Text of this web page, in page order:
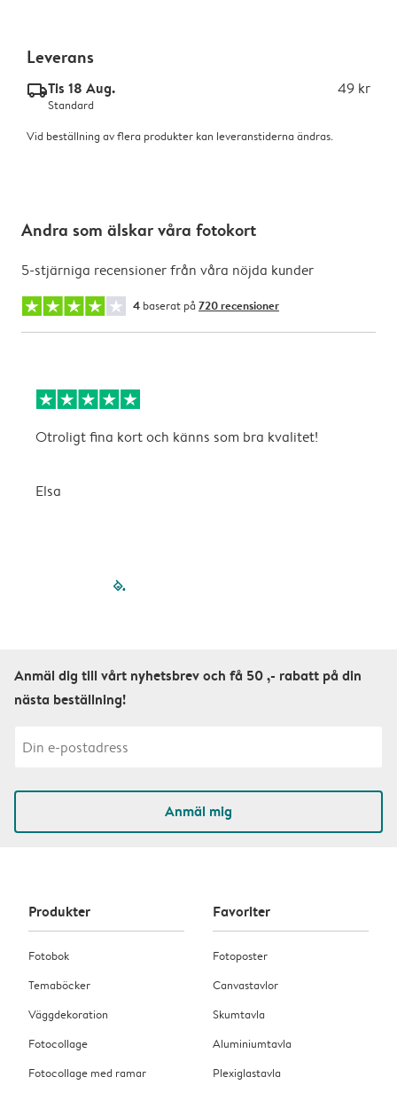
Leverans
delivery_standard_v2Tis 18 Aug. 49 kr
Standard
Vid beställning av flera produkter kan leveranstiderna ändras.
Andra som älskar våra fotokort
5-stjärniga recensioner från våra nöjda kunder
4 baserat på 720 recensioner
Otroligt fina kort och känns som bra kvalitet!
Elsa
filled-pagination
Anmäl dig till vårt nyhetsbrev och få 50 ,- rabatt på din
nästa beställning!
Anmäl mig
Produkter
Fotobok
Temaböcker
Väggdekoration
Fotocollage
Fotocollage med ramar
Favoriter
Fotoposter
Canvastavlor
Skumtavla
Aluminiumtavla
Plexiglastavla